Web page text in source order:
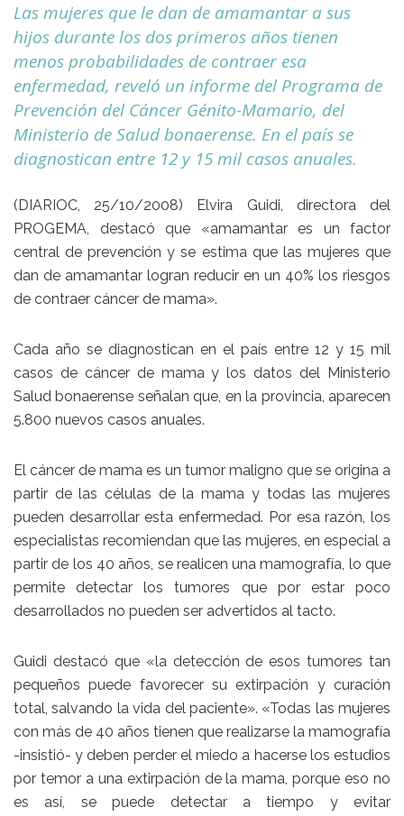
Las mujeres que le dan de amamantar a sus
hijos durante los dos primeros años tienen
menos probabilidades de contraer esa
enfermedad, reveló un informe del Programa de
Prevención del Cáncer Génito-Mamario, del
Ministerio de Salud bonaerense. En el país se
diagnostican entre 12 y 15 mil casos anuales.
(DIARIOC, 25/10/2008) Elvira Guidi, directora del
PROGEMA, destacó que «amamantar es un factor
central de prevención y se estima que las mujeres que
dan de amamantar logran reducir en un 40% los riesgos
de contraer cáncer de mama».
Cada año se diagnostican en el país entre 12 y 15 mil
casos de cáncer de mama y los datos del Ministerio
Salud bonaerense señalan que, en la provincia, aparecen
5.800 nuevos casos anuales.
El cáncer de mama es un tumor maligno que se origina a
partir de las células de la mama y todas las mujeres
pueden desarrollar esta enfermedad. Por esa razón, los
especialistas recomiendan que las mujeres, en especial a
partir de los 40 años, se realicen una mamografía, lo que
permite detectar los tumores que por estar poco
desarrollados no pueden ser advertidos al tacto.
Guidi destacó que «la detección de esos tumores tan
pequeños puede favorecer su extirpación y curación
total, salvando la vida del paciente». «Todas las mujeres
con más de 40 años tienen que realizarse la mamografía
-insistió- y deben perder el miedo a hacerse los estudios
por temor a una extirpación de la mama, porque eso no
es así, se puede detectar a tiempo y evitar